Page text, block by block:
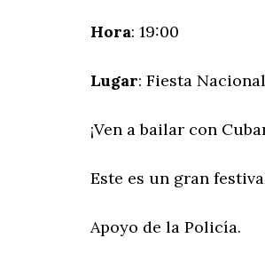
Hora: 19:00
Lugar: Fiesta
¡Ven a bailar con
Este es un gran
Apoyo de la Policía.